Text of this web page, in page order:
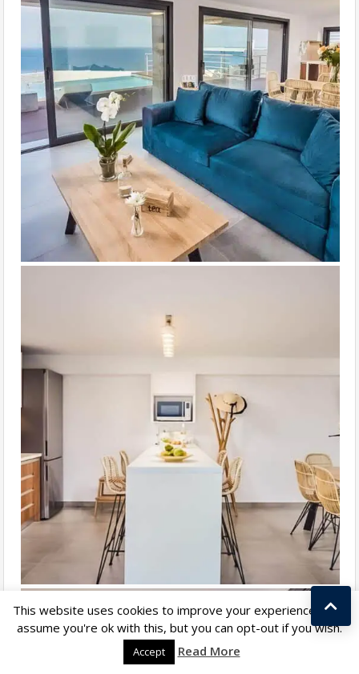
This website uses cookies to improve your experience. We'll
assume you're ok with this, but you can opt-out if you wish.
Accept Read More
Kostas Taralas